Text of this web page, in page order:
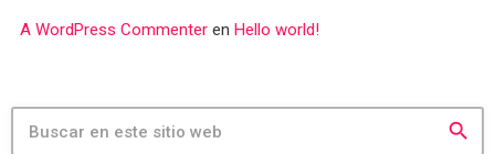
A WordPress Commenter en Hello world!
search